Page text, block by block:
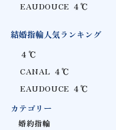
EAUDOUCE ４℃
結婚指輪人気ランキング
４℃
CANAL ４℃
EAUDOUCE ４℃
カテゴリー
婚約指輪